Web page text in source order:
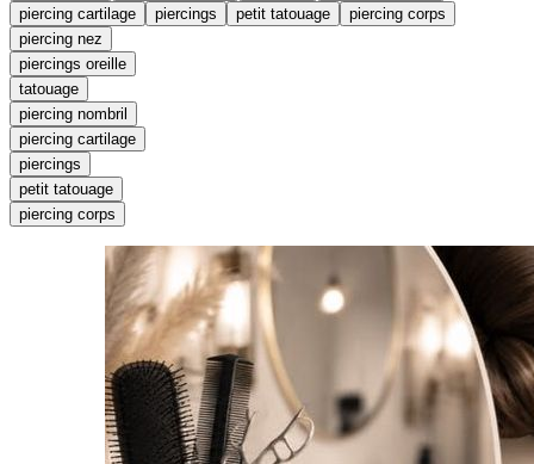
piercing cartilage
piercings petit tatouage
piercing corps
piercing nez
piercings oreille
tatouage
piercing nombril
piercing cartilage
piercings
petit tatouage
piercing corps